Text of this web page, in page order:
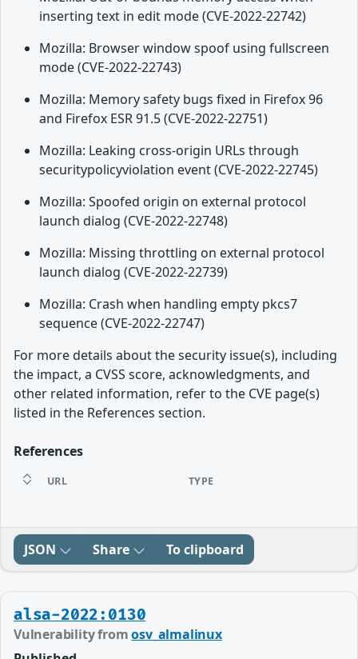
inserting text in edit mode (CVE-2022-22742)
Mozilla: Browser window spoof using fullscreen
mode (CVE-2022-22743)
Mozilla: Memory safety bugs fixed in Firefox 96
and Firefox ESR 91.5 (CVE-2022-22751)
Mozilla: Leaking cross-origin URLs through
securitypolicyviolation event (CVE-2022-22745)
Mozilla: Spoofed origin on external protocol
launch dialog (CVE-2022-22748)
Mozilla: Missing throttling on external protocol
launch dialog (CVE-2022-22739)
Mozilla: Crash when handling empty pkcs7
sequence (CVE-2022-22747)
For more details about the security issue(s), including
the impact, a CVSS score, acknowledgments, and
other related information, refer to the CVE page(s)
listed in the References section.
References
URL TYPE
JSON Share To clipboard
alsa-2022:0130
Vulnerability fromosv_almalinux